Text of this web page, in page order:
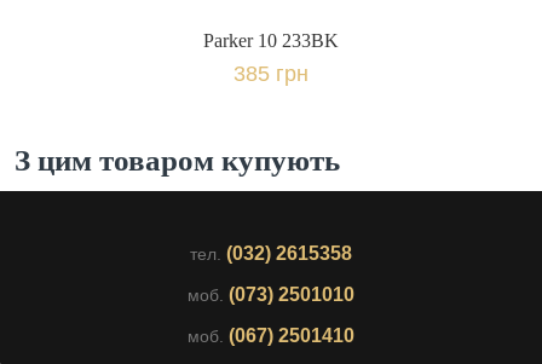
Parker 10 233BK
385 грн
З цим товаром купують
тел. (032) 2615358
моб. (073) 2501010
моб. (067) 2501410